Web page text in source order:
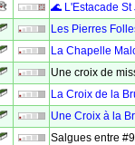
🌊 L'Estacade
Les Pierres
La Chapelle
Une croix de
La Croix de la
Une Croix à la
Salgues entre